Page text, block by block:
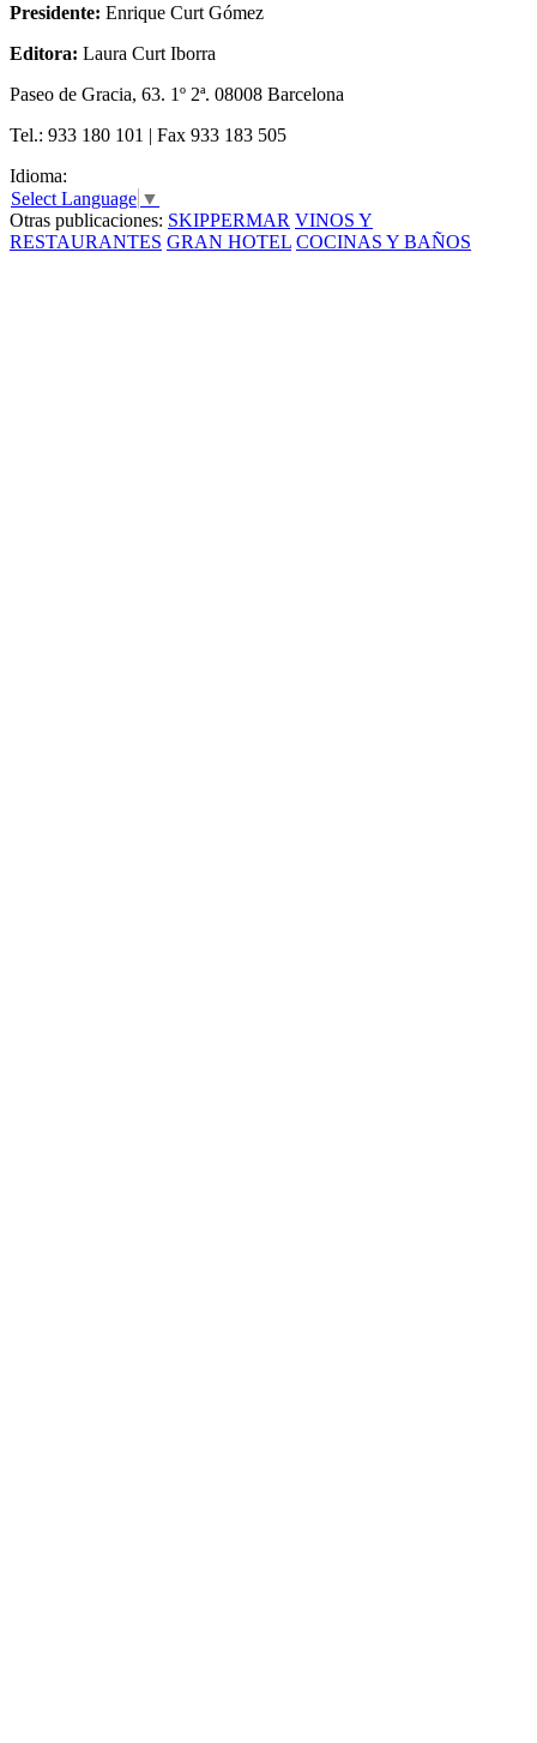
Presidente: Enrique Curt Gómez
Editora: Laura Curt Iborra
Paseo de Gracia, 63. 1º 2ª. 08008 Barcelona
Tel.: 933 180 101 | Fax 933 183 505
Idioma:
Select Language ▼
Otras publicaciones: SKIPPERMAR VINOS Y
RESTAURANTES GRAN HOTEL COCINAS Y BAÑOS